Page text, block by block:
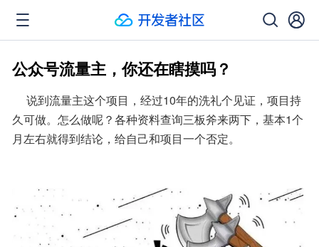
公众号流量主，你还在瞎摸吗？
久可做。怎么做呢？各种资料查询三板斧来两下，基本1个
月左右就得到结论，给自己和项目一个否定。